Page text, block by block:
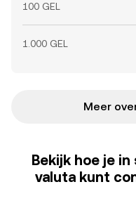
100 GEL
1.000 GEL
Meer
Bekijk hoe je
valuta kunt